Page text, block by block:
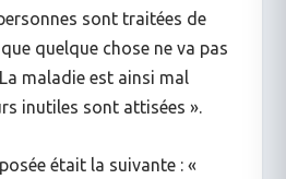
sont traitées de
quelque chose ne va pas
maladie est ainsi mal
inutiles sont attisées ».
était la suivante : «